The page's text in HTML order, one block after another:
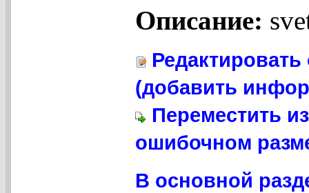
Описание:
(добавить
Переместить
ошибочном
В основной